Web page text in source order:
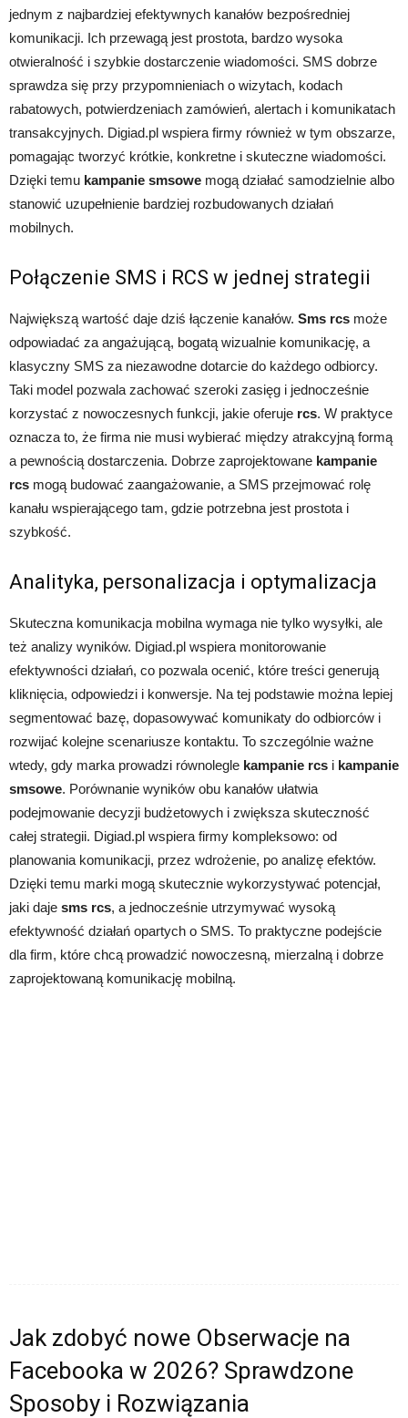
jednym z najbardziej efektywnych kanałów bezpośredniej
komunikacji. Ich przewagą jest prostota, bardzo wysoka
otwieralność i szybkie dostarczenie wiadomości. SMS dobrze
sprawdza się przy przypomnieniach o wizytach, kodach
rabatowych, potwierdzeniach zamówień, alertach i komunikatach
transakcyjnych. Digiad.pl wspiera firmy również w tym obszarze,
pomagając tworzyć krótkie, konkretne i skuteczne wiadomości.
Dzięki temu kampanie smsowe mogą działać samodzielnie albo
stanowić uzupełnienie bardziej rozbudowanych działań
mobilnych.
Połączenie SMS i RCS w jednej strategii
Największą wartość daje dziś łączenie kanałów. Sms rcs może
odpowiadać za angażującą, bogatą wizualnie komunikację, a
klasyczny SMS za niezawodne dotarcie do każdego odbiorcy.
Taki model pozwala zachować szeroki zasięg i jednocześnie
korzystać z nowoczesnych funkcji, jakie oferuje rcs. W praktyce
oznacza to, że firma nie musi wybierać między atrakcyjną formą
a pewnością dostarczenia. Dobrze zaprojektowane kampanie
rcs mogą budować zaangażowanie, a SMS przejmować rolę
kanału wspierającego tam, gdzie potrzebna jest prostota i
szybkość.
Analityka, personalizacja i optymalizacja
Skuteczna komunikacja mobilna wymaga nie tylko wysyłki, ale
też analizy wyników. Digiad.pl wspiera monitorowanie
efektywności działań, co pozwala ocenić, które treści generują
kliknięcia, odpowiedzi i konwersje. Na tej podstawie można lepiej
segmentować bazę, dopasowywać komunikaty do odbiorców i
rozwijać kolejne scenariusze kontaktu. To szczególnie ważne
wtedy, gdy marka prowadzi równolegle kampanie rcs i kampanie
smsowe. Porównanie wyników obu kanałów ułatwia
podejmowanie decyzji budżetowych i zwiększa skuteczność
całej strategii. Digiad.pl wspiera firmy kompleksowo: od
planowania komunikacji, przez wdrożenie, po analizę efektów.
Dzięki temu marki mogą skutecznie wykorzystywać potencjał,
jaki daje sms rcs, a jednocześnie utrzymywać wysoką
efektywność działań opartych o SMS. To praktyczne podejście
dla firm, które chcą prowadzić nowoczesną, mierzalną i dobrze
zaprojektowaną komunikację mobilną.
Jak zdobyć nowe Obserwacje na
Facebooka w 2026? Sprawdzone
Sposoby i Rozwiązania